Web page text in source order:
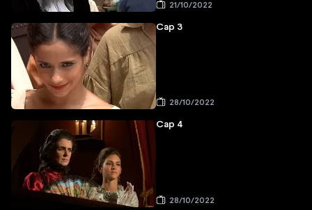
21/10/2022
Cap 3
28/10/2022
Cap 4
28/10/2022